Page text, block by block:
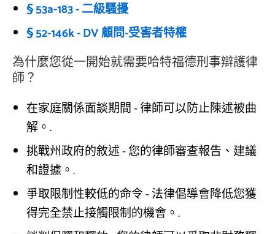
§ 53a-183 - 二級騷擾
§ 52-146k - DV 顧問-受害者特權
為什麼您從一開始就需要哈特福德刑事辯護律
師？
在家庭關係面談期間 - 律師可以防止陳述被曲
解。.
挑戰州政府的敘述 - 您的律師審查報告、建議
和證據。.
爭取限制性較低的命令 - 法律倡導會降低您獲
得完全禁止接觸限制的機會。.